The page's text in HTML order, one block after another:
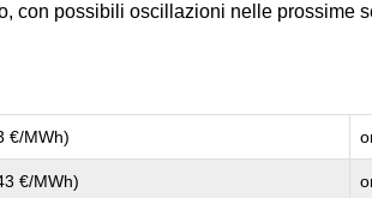
con possibili oscillazioni nelle prossime
€/MWh)
€/MWh)